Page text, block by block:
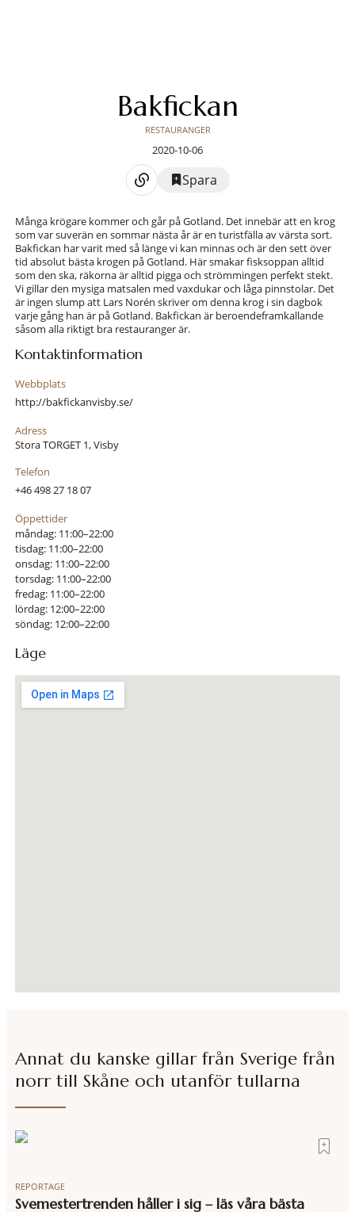
Bakfickan
RESTAURANGER
2020-10-06
Spara
Många krögare kommer och går på Gotland. Det innebär att en krog
som var suverän en sommar nästa år är en turistfälla av värsta sort.
Bakfickan har varit med så länge vi kan minnas och är den sett över
tid absolut bästa krogen på Gotland. Här smakar fisksoppan alltid
som den ska, räkorna är alltid pigga och strömmingen perfekt stekt.
Vi gillar den mysiga matsalen med vaxdukar och låga pinnstolar. Det
är ingen slump att Lars Norén skriver om denna krog i sin dagbok
varje gång han är på Gotland. Bakfickan är beroendeframkallande
såsom alla riktigt bra restauranger är.
Kontaktinformation
Webbplats
http://bakfickanvisby.se/
Adress
Stora TORGET 1, Visby
Telefon
+46 498 27 18 07
Öppettider
måndag: 11:00–22:00
tisdag: 11:00–22:00
onsdag: 11:00–22:00
torsdag: 11:00–22:00
fredag: 11:00–22:00
lördag: 12:00–22:00
söndag: 12:00–22:00
Läge
Annat du kanske gillar från Sverige från
norr till Skåne och utanför tullarna
REPORTAGE
Svemestertrenden håller i sig – läs våra bästa